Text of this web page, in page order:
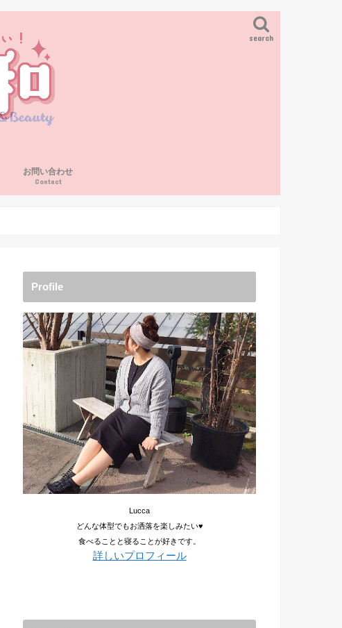
search
お問い合わせ
Contact
Profile
Lucca
どんな体型でもお洒落を楽しみたい♥
食べることと寝ることが好きです。
詳しいプロフィール